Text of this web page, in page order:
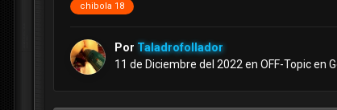
chibola 18
Por Taladrofollador
11 de Diciembre del 2022en OFF-Topic en